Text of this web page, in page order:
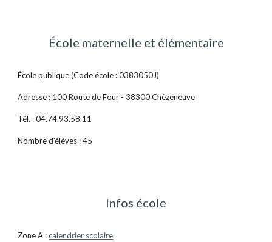
École maternelle et élémentaire
École publique (Code école : 0383050J)
Adresse : 100 Route de Four - 38300 Chèzeneuve
Tél. : 04.74.93.58.11
Nombre d'élèves : 45
Infos école
Zone A : calendrier scolaire